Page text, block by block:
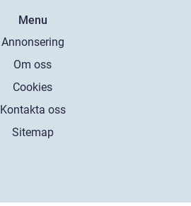
Menu
Annonsering
Om oss
Cookies
Kontakta oss
Sitemap